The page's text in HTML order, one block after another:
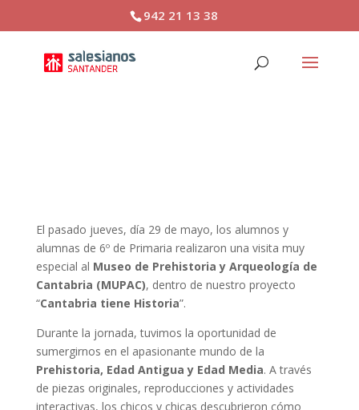
942 21 13 38
El pasado jueves, día 29 de mayo, los alumnos y
alumnas de 6º de Primaria realizaron una visita muy
especial al Museo de Prehistoria y Arqueología de
Cantabria (MUPAC), dentro de nuestro proyecto
“Cantabria tiene Historia”.
Durante la jornada, tuvimos la oportunidad de
sumergirnos en el apasionante mundo de la
Prehistoria, Edad Antigua y Edad Media. A través
de piezas originales, reproducciones y actividades
interactivas, los chicos y chicas descubrieron cómo